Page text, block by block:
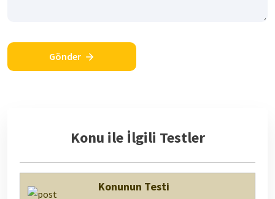
Gönder
Konu ile İlgili Testler
Konunun Testi